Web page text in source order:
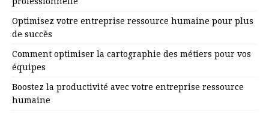
Optimisez votre entreprise ressource humaine pour plus
de succès
Comment optimiser la cartographie des métiers pour vos
équipes
Boostez la productivité avec votre entreprise ressource
humaine